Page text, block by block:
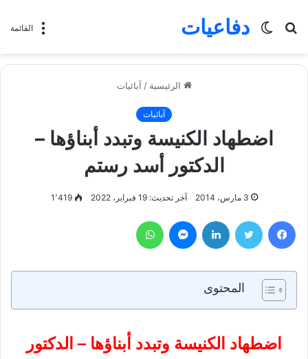
القائمة دفاعيات
بحث
الوضع
الرئيسية / آبائيات
آبائيات
اضطهاد الكنيسة وتبدد أبناؤها –
الدكتور أسد رستم
3 مارس، 2014 آخر تحديث: 19 فبراير، 2022 1٬419
فيسبوك تويتر لينكدإن ماسنجر
المحتوى
اضطهاد الكنيسة وتبدد أبناؤها – الدكتور